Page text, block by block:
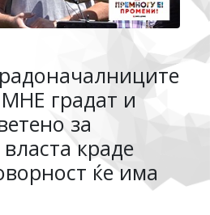
градат и
за
краде
ќе има